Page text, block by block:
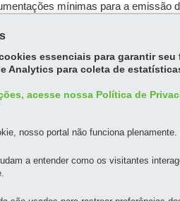
mínimas para a emissão
poderá ser arquivado,
seja expedida uma Consulta
ser de 1 (um) ano, conforme
essenciais para garantir
Analytics para coleta de
acesse nossa Política de
nosso portal não funciona
a entender como os visitantes